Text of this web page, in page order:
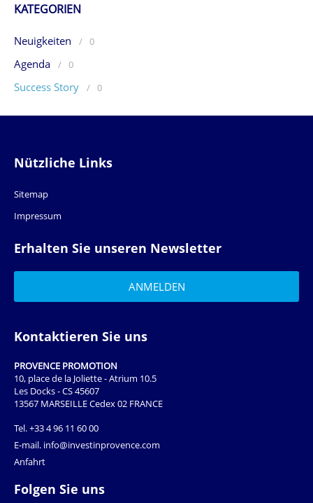
KATEGORIEN
Neuigkeiten / 0
Agenda / 0
Success Story / 0
Nützliche Links
Sitemap
Impressum
Erhalten Sie unseren Newsletter
Kontaktieren Sie uns
PROVENCE PROMOTION
10, place de la Joliette - Atrium 10.5
Les Docks - CS 45607
13567 MARSEILLE Cedex 02 FRANCE
Tel.+33 4 96 11 60 00
E-mail. info@investinprovence.com
Anfahrt
Folgen Sie uns